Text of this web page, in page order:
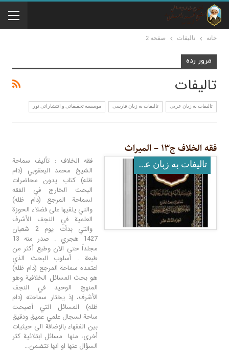
خانه تالیفات صفحه 2
مرور رده
تالیفات
تالیفات به زبان عربی تالیفات به زبان فارسی موسسه تحقيقاتى و انتشاراتى نور
فقه الخلاف ج۱۳ – المیراث
تالیفات به زبان عربی
فقه الخلاف : تأليف سماحة
الشيخ محمد اليعقوبي (دام
ظله) كتاب يدون محاضرات
البحث الخارج في الفقه
لسماحة المرجع (دام ظله)
والتي يلقيها على فضلاء الحوزة
العلمية في النجف الأشرف
والتي بدأت يوم 2 شعبان
1427 هجري . صدر منه 13
مجلداً حتى الآن وطبع أكثر من
طبعة . أسلوب البحث الذي
اعتمده سماحة المرجع (دام ظله)
هو بحث المسائل الخلافية وهو
المنهج الوحيد في النجف
الأشرف، إذ يختار سماحته (دام
ظله) المسائل التي أصبحت
ساحة لسجال علمي عميق ودقيق
بين الفقهاء بالإضافة الى حيثيات
أخرى، منها مسائل ابتلائية كثر
السؤال عنها او انها تتضمن…